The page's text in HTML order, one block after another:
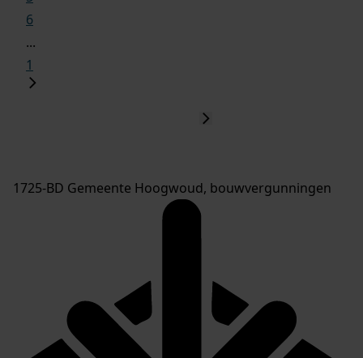
6
...
1
1725-BD Gemeente Hoogwoud, bouwvergunningen